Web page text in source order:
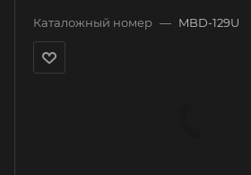
Каталожный номер — MBD-129U